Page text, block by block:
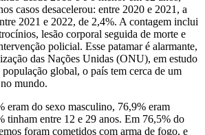
casos desacelerou: entre 2020 e 2021, a
2021 e 2022, de 2,4%. A contagem inclui
lesão corporal seguida de morte e
policial. Esse patamar é alarmante,
das Nações Unidas (ONU), em estudo
global, o país tem cerca de um
mundo.
eram do sexo masculino, 76,9% eram
tinham entre 12 e 29 anos. Em 76,5% do
foram cometidos com arma de fogo, e